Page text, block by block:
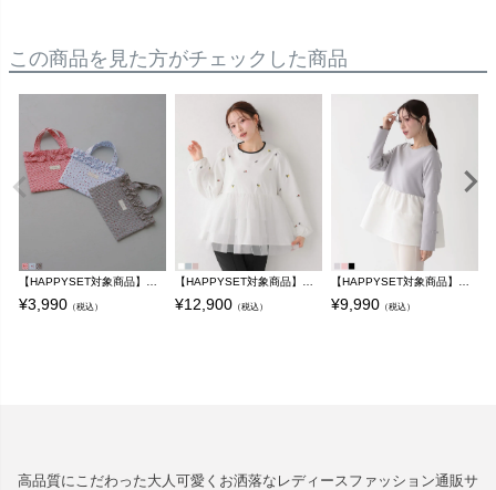
この商品を見た方がチェックした商品
¥3,990 （税込） ¥12,900 （税込） ¥9,990 （税込）
高品質にこだわった大人可愛くお洒落なレディースファッション通販サ